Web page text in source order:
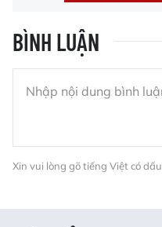
BÌNH LUẬN
Xin vui lòng gõ tiếng Việt có dấu